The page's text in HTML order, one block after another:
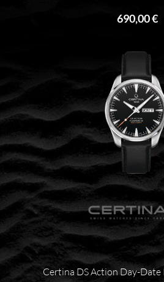
690,00 €
Certina DS Action Day-Date